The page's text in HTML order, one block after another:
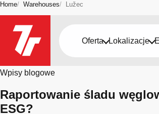
Oferta Lokalizacje
Home Warehouses Lužec
Miasto: Lužec
Wpisy blogowe
Raportowanie śladu
ESG?